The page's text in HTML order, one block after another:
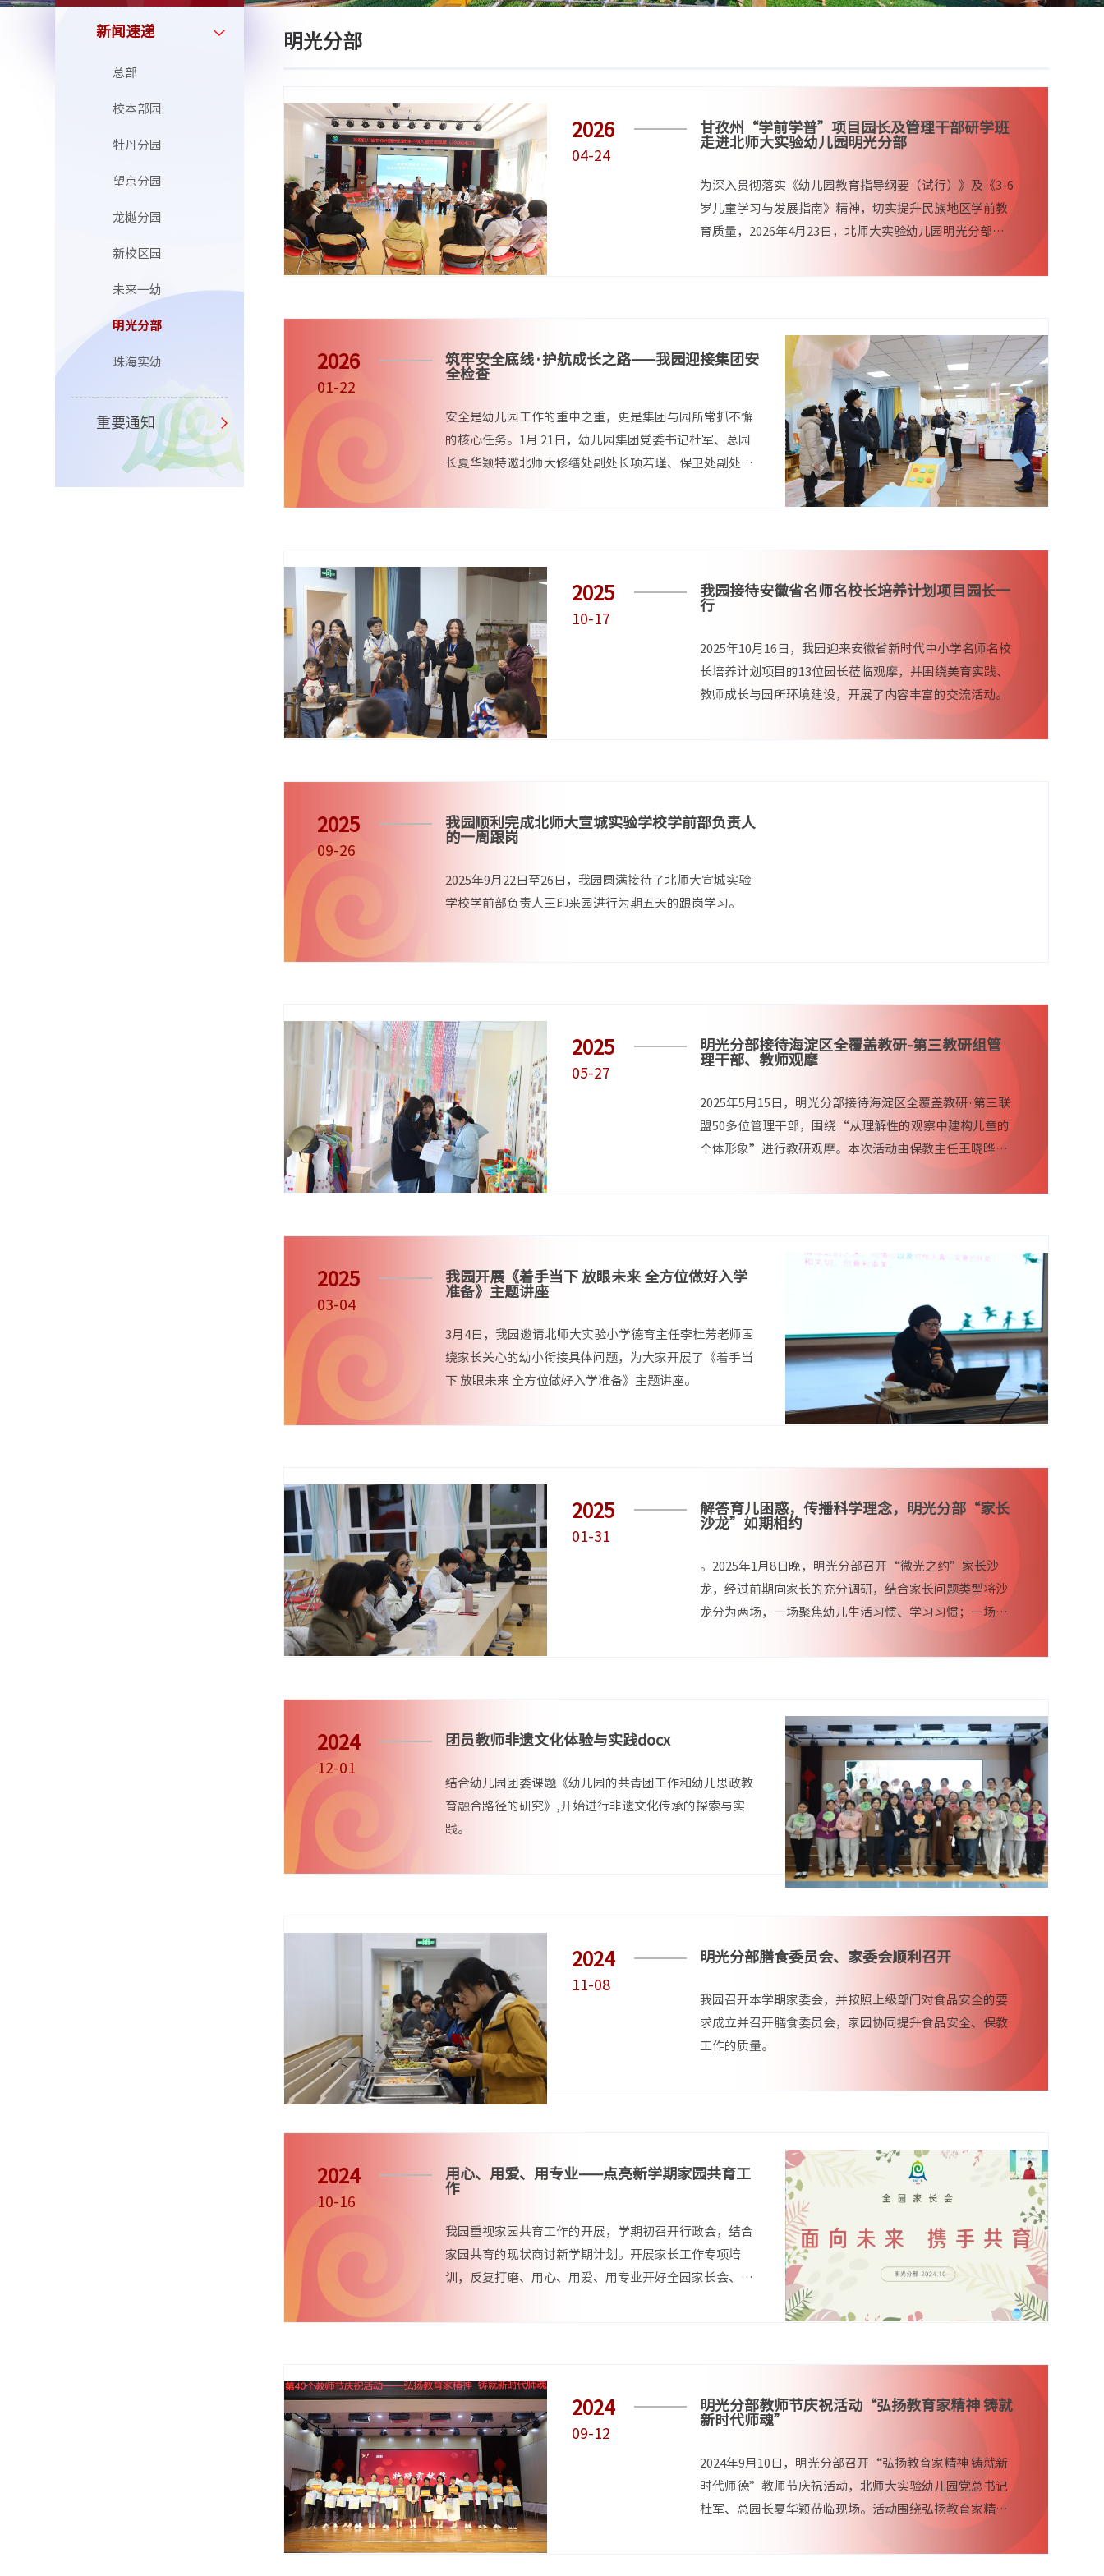
新闻速递
总部
校本部园
牡丹分园
望京分园
龙樾分园
新校区园
未来一幼
明光分部
珠海实幼
重要通知
明光分部
2026
04-24
甘孜州“学前学普”项目园长及管理干部研学班
走进北师大实验幼儿园明光分部
为深入贯彻落实《幼儿园教育指导纲要（试行）》及《3-6
岁儿童学习与发展指南》精神，切实提升民族地区学前教
育质量，2026年4月23日，北师大实验幼儿园明光分部应
2026
01-22
筑牢安全底线·护航成长之路——我园迎接集团安
全检查
安全是幼儿园工作的重中之重，更是集团与园所常抓不懈
的核心任务。1月 21日，幼儿园集团党委书记杜军、总园
长夏华颖特邀北师大修缮处副处长项若瑾、保卫处副处长
2025
10-17
我园接待安徽省名师名校长培养计划项目园长一
行
2025年10月16日，我园迎来安徽省新时代中小学名师名校
长培养计划项目的13位园长莅临观摩，并围绕美育实践、
教师成长与园所环境建设，开展了内容丰富的交流活动。
2025
09-26
我园顺利完成北师大宣城实验学校学前部负责人
的一周跟岗
2025年9月22日至26日，我园圆满接待了北师大宣城实验
学校学前部负责人王印来园进行为期五天的跟岗学习。
2025
05-27
明光分部接待海淀区全覆盖教研-第三教研组管
理干部、教师观摩
​2025年5月15日，明光分部接待海淀区全覆盖教研·第三联
盟50多位管理干部，围绕“从理解性的观察中建构儿童的
个体形象”进行教研观摩。本次活动由保教主任王晓晔主
2025
03-04
我园开展《着手当下 放眼未来 全方位做好入学
准备》主题讲座
3月4日，我园邀请北师大实验小学德育主任李杜芳老师围
绕家长关心的幼小衔接具体问题，为大家开展了《着手当
下 放眼未来 全方位做好入学准备》主题讲座。
2025
01-31
解答育儿困惑，传播科学理念，明光分部“家长
沙龙”如期相约
。2025年1月8日晚，明光分部召开“微光之约”家长沙
龙，经过前期向家长的充分调研，结合家长问题类型将沙
龙分为两场，一场聚焦幼儿生活习惯、学习习惯；一场聚
2024
12-01
团员教师非遗文化体验与实践docx
结合幼儿园团委课题《幼儿园的共青团工作和幼儿思政教
育融合路径的研究》,开始进行非遗文化传承的探索与实
践。
2024
11-08
明光分部膳食委员会、家委会顺利召开
我园召开本学期家委会，并按照上级部门对食品安全的要
求成立并召开膳食委员会，家园协同提升食品安全、保教
工作的质量。
2024
10-16
用心、用爱、用专业——点亮新学期家园共育工
作
我园重视家园共育工作的开展，学期初召开行政会，结合
家园共育的现状商讨新学期计划。开展家长工作专项培
训，反复打磨、用心、用爱、用专业开好全园家长会、班
2024
09-12
明光分部教师节庆祝活动“弘扬教育家精神 铸就
新时代师魂”
2024年9月10日，明光分部召开“弘扬教育家精神 铸就新
时代师德”教师节庆祝活动，北师大实验幼儿园党总书记
杜军、总园长夏华颖莅临现场。活动围绕弘扬教育家精